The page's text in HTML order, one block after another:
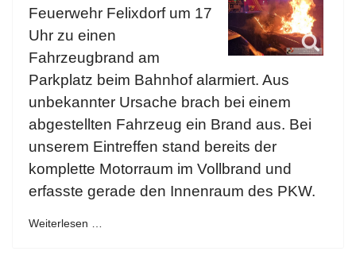
Feuerwehr Felixdorf um 17
Uhr zu einen
Fahrzeugbrand am
Parkplatz beim Bahnhof alarmiert. Aus
unbekannter Ursache brach bei einem
abgestellten Fahrzeug ein Brand aus. Bei
unserem Eintreffen stand bereits der
komplette Motorraum im Vollbrand und
erfasste gerade den Innenraum des PKW.
Weiterlesen …